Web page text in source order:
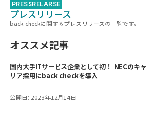
PRESSRELARSE
プレスリリース
back checkに関するプレスリリースの一覧です。
オススメ記事
国内大手ITサービス企業として初！ NECのキャ
リア採用にback checkを導入
公開日: 2023年12月14日